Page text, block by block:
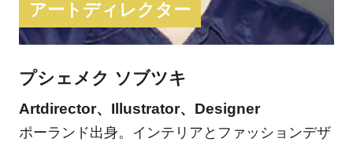
アートディレクター
プシェメク ソブツキ
Artdirector、Illustrator、Designer
ポーランド出身。インテリアとファッションデザ